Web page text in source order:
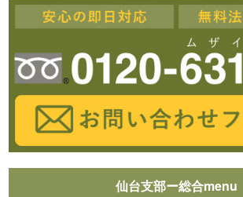
仙台支部ー総合menu